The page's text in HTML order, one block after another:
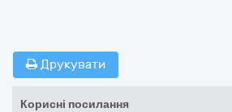
Друкувати
Корисні посилання